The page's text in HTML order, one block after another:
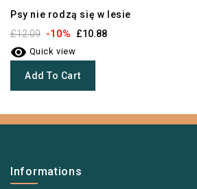
Psy nie rodzą się w lesie
£12.09 -10% £10.88
 Quick view
Add To Cart
Informations